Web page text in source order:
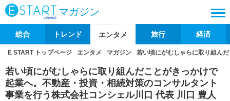
マガジン
総合 トレンド エンタメ 旅行 経済
E START トップページ エンタメ マガジン 若い頃にがむしゃらに取り組ん
若い頃にがむしゃらに取り組んだことがきっかけで
起業へ。不動産・投資・相続対策のコンサルタント
事業を行う株式会社コンシェル川口 代表 川口 豊人